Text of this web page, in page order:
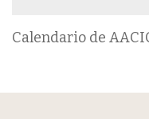
Calendario de